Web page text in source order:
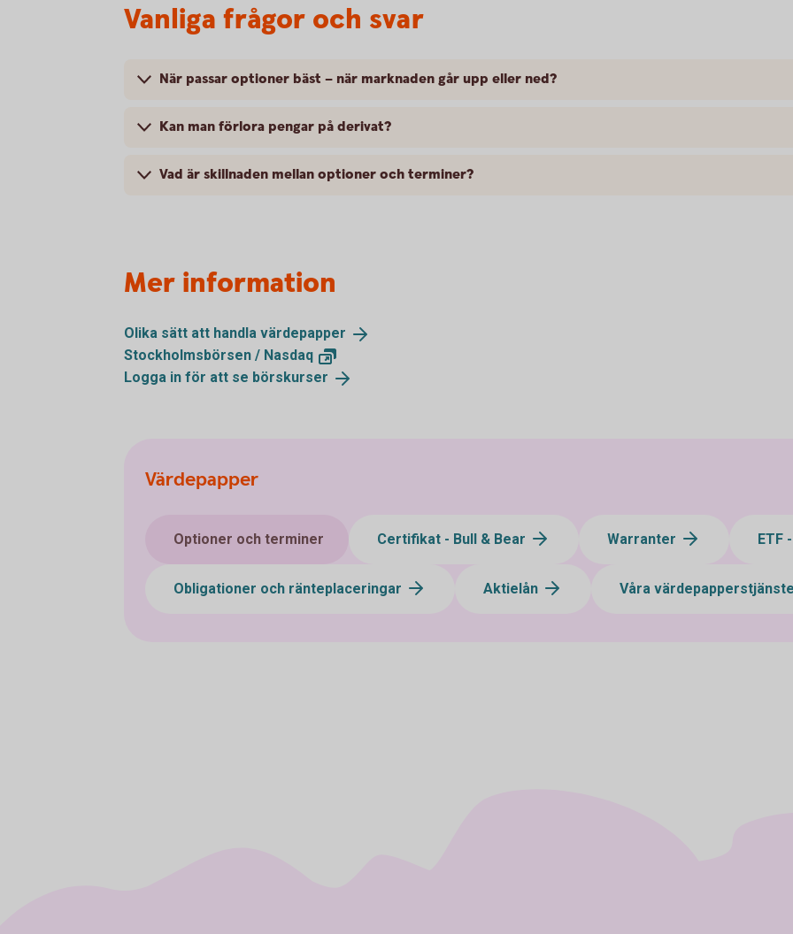
Vanliga frågor och svar
När passar optioner bäst – när marknaden går upp eller ned?
Kan man förlora pengar på derivat?
Vad är skillnaden mellan optioner och terminer?
Mer information
Olika sätt att handla värdepapper
Stockholmsbörsen / Nasdaq
Logga in för att se börskurser
Värdepapper
Optioner och terminer Certifikat - Bull & Bear Warranter ETF
Obligationer och ränteplaceringar Aktielån Våra